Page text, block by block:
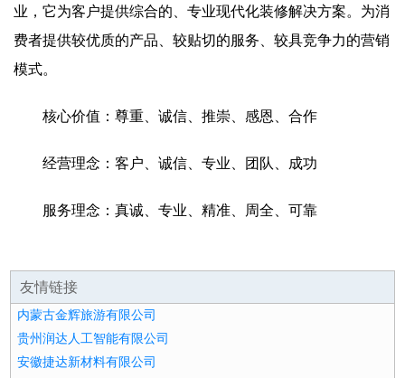
业，它为客户提供综合的、专业现代化装修解决方案。为消
费者提供较优质的产品、较贴切的服务、较具竞争力的营销
模式。
核心价值：尊重、诚信、推崇、感恩、合作
经营理念：客户、诚信、专业、团队、成功
服务理念：真诚、专业、精准、周全、可靠
友情链接
内蒙古金辉旅游有限公司
贵州润达人工智能有限公司
安徽捷达新材料有限公司